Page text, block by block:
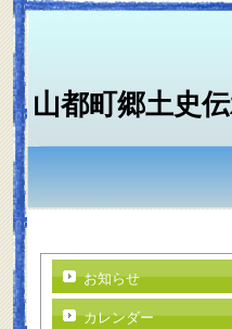
山都町郷土史
お知らせ
カレンダー